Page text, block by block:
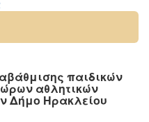
παιδικών
αθλητικών
Δήμο Ηρακλείου